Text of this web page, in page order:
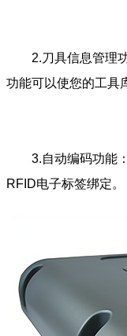
2.刀具信息管理功
功能可以使您的工具
3.自动编码功能：
RFID电子标签绑定。